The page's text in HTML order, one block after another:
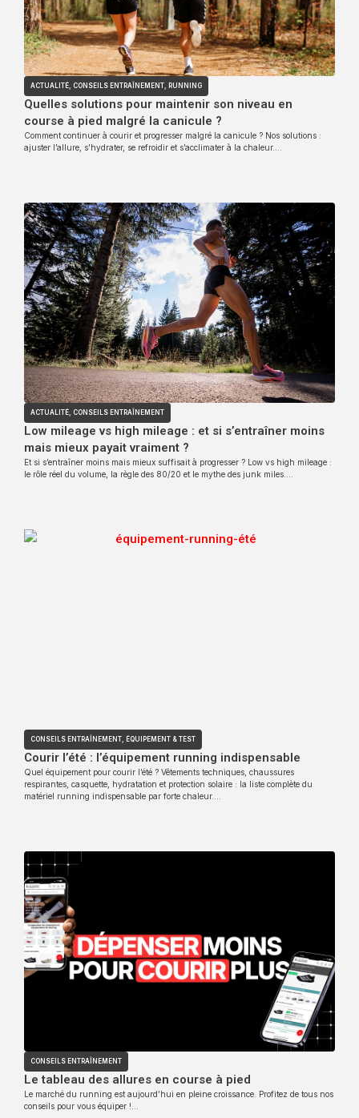
ACTUALITÉ CONSEILS ENTRAÎNEMENT RUNNING
Quelles solutions pour maintenir son niveau en
course à pied malgré la canicule ?
Comment continuer à courir et progresser malgré la canicule ? Nos solutions :
ajuster l’allure, s’hydrater, se refroidir et s’acclimater à la chaleur….
ACTUALITÉ CONSEILS ENTRAÎNEMENT
Low mileage vs high mileage : et si s’entraîner moins
mais mieux payait vraiment ?
Et si s’entraîner moins mais mieux suffisait à progresser ? Low vs high mileage :
le rôle réel du volume, la règle des 80/20 et le mythe des junk miles….
CONSEILS ENTRAÎNEMENT ÉQUIPEMENT & TEST
Courir l’été : l’équipement running indispensable
Quel équipement pour courir l’été ? Vêtements techniques, chaussures
respirantes, casquette, hydratation et protection solaire : la liste complète du
matériel running indispensable par forte chaleur….
CONSEILS ENTRAÎNEMENT
Le tableau des allures en course à pied
Le marché du running est aujourd’hui en pleine croissance. Profitez de tous nos
conseils pour vous équiper !…